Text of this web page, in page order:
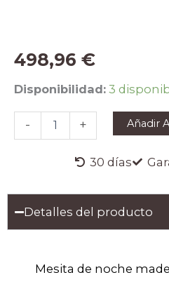
498,96 €
Disponibilidad: 3
-
Mesita
noche
madera
gris
y
tapa
+ Añadir
30 días
Detalles del producto
Mesita de noche